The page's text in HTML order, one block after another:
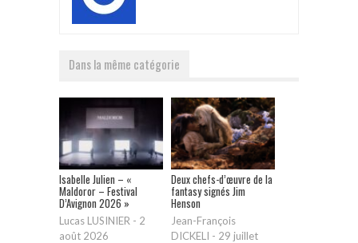
Dans la même catégorie
Isabelle Julien – «
Maldoror – Festival
D’Avignon 2026 »
Lucas LUSINIER - 2
août 2026
Deux chefs-d’œuvre de la
fantasy signés Jim
Henson
Jean-François
DICKELI - 29 juillet